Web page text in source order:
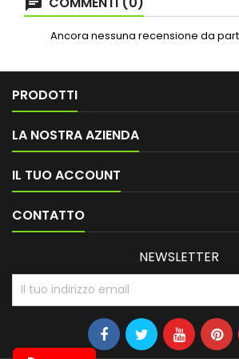
Ancora nessuna recensione da
PRODOTTI
LA NOSTRA AZIENDA
IL TUO ACCOUNT
CONTATTO
NEWSLETTER